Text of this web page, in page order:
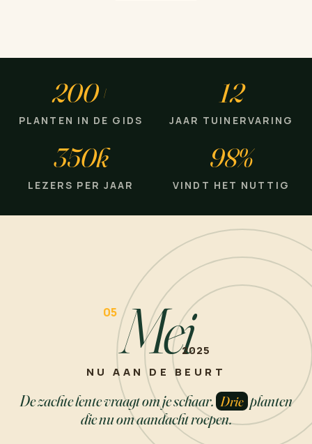
200+
PLANTEN IN DE GIDS
12
JAAR TUINERVARING
350k
LEZERS PER JAAR
98%
VINDT HET NUTTIG
Mei
NU AAN DE BEURT
De zachte lente vraagt om je schaar. Drie planten
die nu om aandacht roepen.